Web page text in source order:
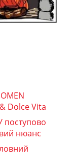
Dolce Vita
поступово
нюанс